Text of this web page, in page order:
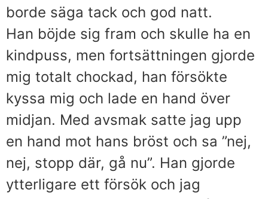
borde säga tack och god natt.
Han böjde sig fram och skulle ha en
kindpuss, men fortsättningen gjorde
mig totalt chockad, han försökte
kyssa mig och lade en hand över
midjan. Med avsmak satte jag upp
en hand mot hans bröst och sa ”nej,
nej, stopp där, gå nu”. Han gjorde
ytterligare ett försök och jag